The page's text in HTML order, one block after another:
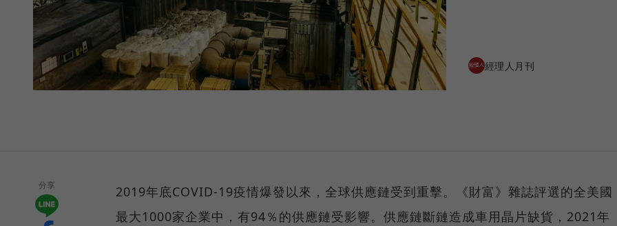
經理人月刊
分享
2019年底COVID-19疫情爆發以來，全球供應鏈受到重擊。《財富》雜誌評選的全美國
最大1000家企業中，有94％的供應鏈受影響。供應鏈斷鏈造成車用晶片缺貨，2021年